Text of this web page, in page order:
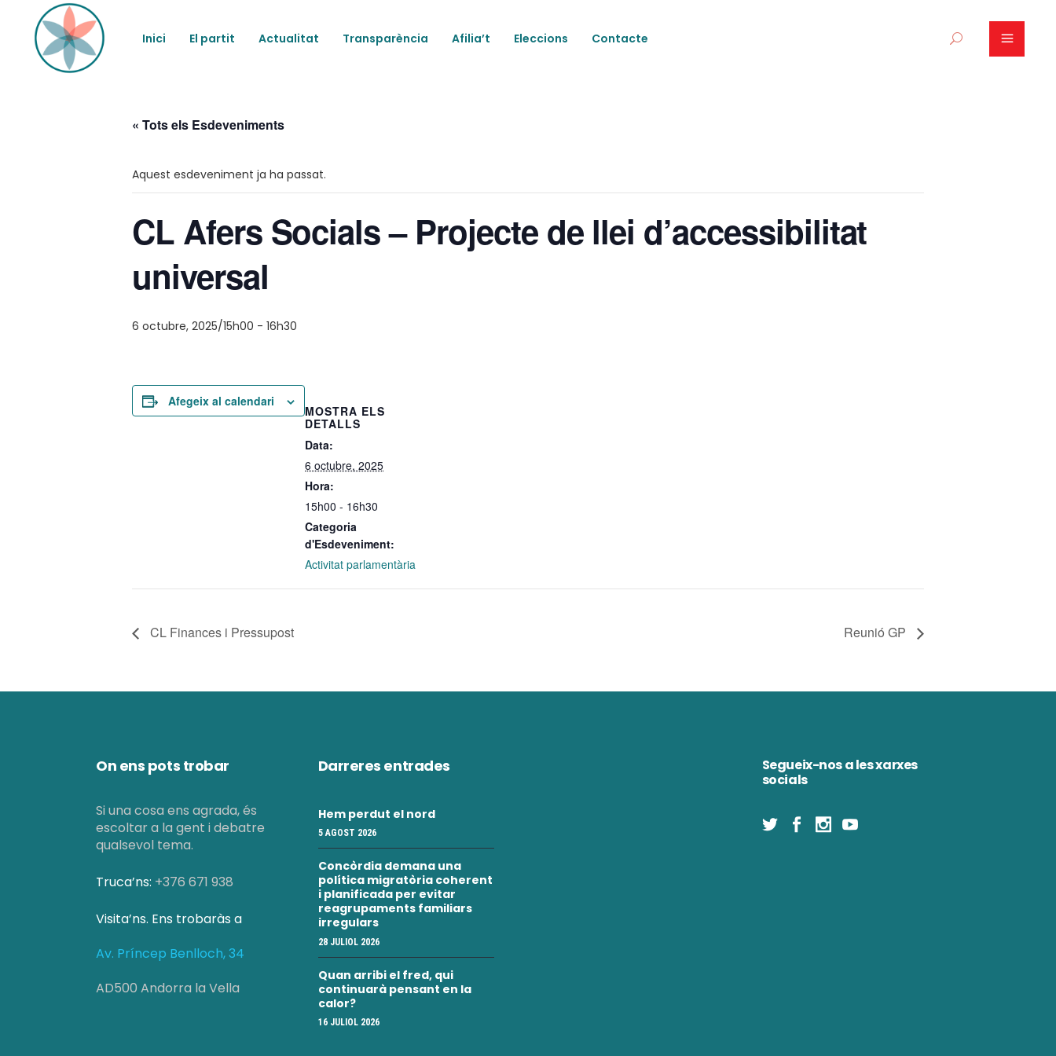
Inici El partit Actualitat Transparència Afilia’t Eleccions Contacte
« Tots els Esdeveniments
Aquest esdeveniment ja ha passat.
CL Afers Socials – Projecte de llei d’accessibilitat
universal
6 octubre, 2025/15h00 - 16h30
Afegeix al calendari
MOSTRA ELS
DETALLS
Data:
6 octubre, 2025
Hora:
15h00 - 16h30
Categoria
d'Esdeveniment:
Activitat parlamentària
CL Finances i Pressupost Reunió GP
On ens pots trobar
Si una cosa ens agrada, és
escoltar a la gent i debatre
qualsevol tema.
Truca’ns: +376 671 938
Visita’ns. Ens trobaràs a
Av. Príncep Benlloch, 34
AD500 Andorra la Vella
Darreres entrades
Hem perdut el nord
5 AGOST 2026
Concòrdia demana una
política migratòria coherent
i planificada per evitar
reagrupaments familiars
irregulars
28 JULIOL 2026
Quan arribi el fred, qui
continuarà pensant en la
calor?
16 JULIOL 2026
Segueix-nos a les xarxes
socials